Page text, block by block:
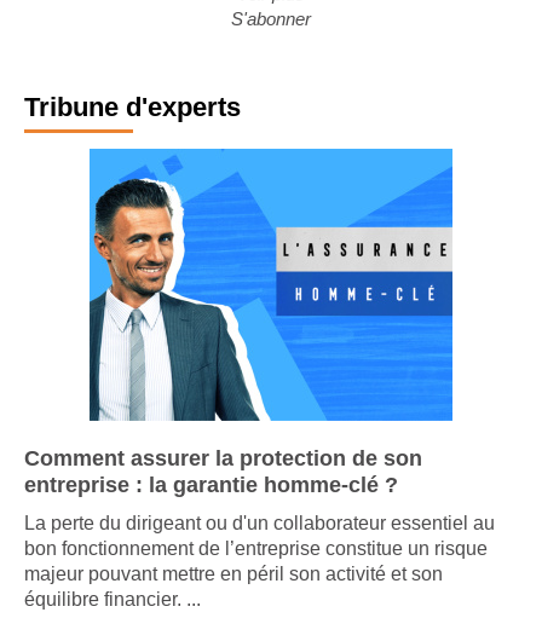
Voir plus
Tribune d'experts
Comment assurer la protection de son
entreprise : la garantie homme-clé ?
La perte du dirigeant ou d'un collaborateur essentiel au
bon fonctionnement de l’entreprise constitue un risque
majeur pouvant mettre en péril son activité et son